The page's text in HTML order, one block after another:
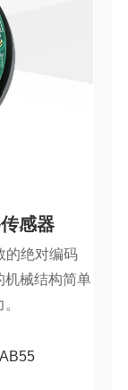
感器
的绝对编码
机械结构简单